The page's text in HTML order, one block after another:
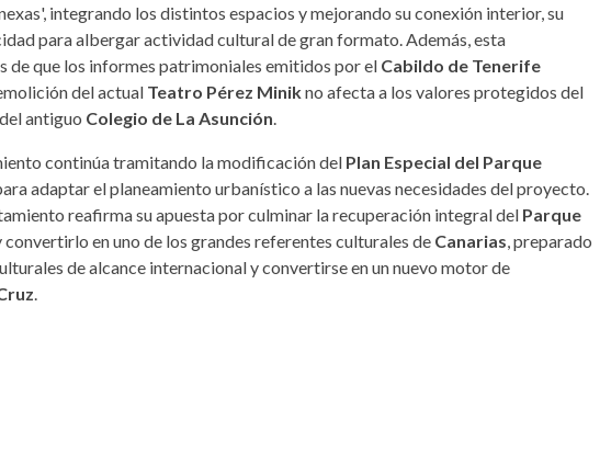
integrando los distintos espacios y mejorando su conexión interior, su
para albergar actividad cultural de gran formato. Además, esta
de que los informes patrimoniales emitidos por el Cabildo de Tenerife
del actual Teatro Pérez Minikno afecta a los valores protegidos del
del antiguo Colegio de La Asunción
continúa tramitando la modificación del Plan Especial del Parque
adaptar el planeamiento urbanístico a las nuevas necesidades del proyecto.
reafirma su apuesta por culminar la recuperación integral del Parque
convertirlo en uno de los grandes referentes culturales de Canarias , preparado
de alcance internacional y convertirse en un nuevo motor de